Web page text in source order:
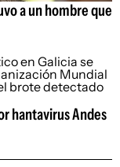
a un hombre que
hantavirus Andes